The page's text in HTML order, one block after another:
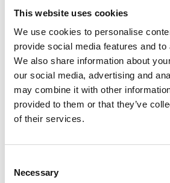
This website uses cookies
We use cookies to personalise
provide social media features and
We also share information about
our social media, advertising and
may combine it with other
provided to them or that they’ve
of their services.
Selection
Necessary